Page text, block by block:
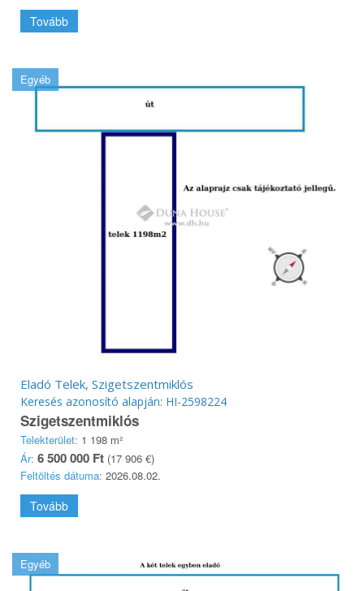
Tovább
Egyéb
Eladó Telek, Szigetszentmiklós
Keresés azonosító alapján: HI-2598224
Szigetszentmiklós
Telekterület: 1 198 m²
Ár: 6 500 000 Ft (17 906 €)
Feltöltés dátuma: 2026.08.02.
Tovább
Egyéb